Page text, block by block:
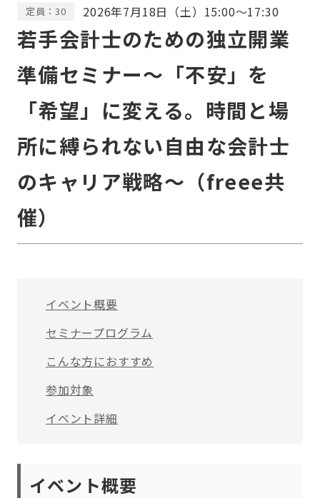
定員：30 2026年7月18日（土）15:00～17:30
若手会計士のための独立開業
準備セミナー～「不安」を
「希望」に変える。時間と場
所に縛られない自由な会計士
のキャリア戦略～（freee共
催）
イベント概要
セミナープログラム
こんな方におすすめ
参加対象
イベント詳細
イベント概要